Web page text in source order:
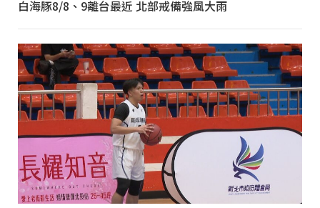
白海豚8/8、9離台最近 北部戒備強風大雨